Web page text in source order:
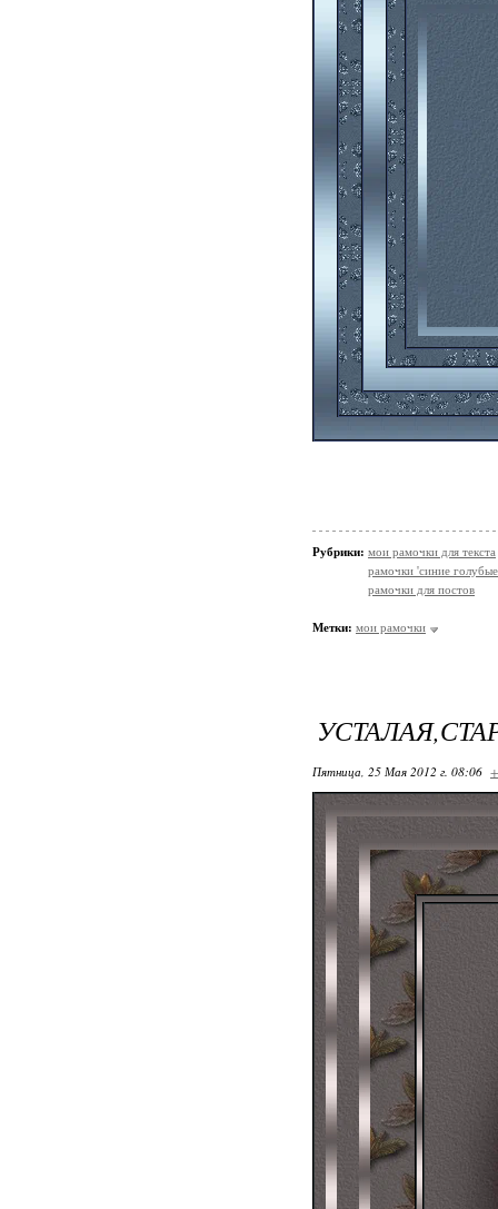
Рубрики: мои рамочки для текста
рамочки 'синие
рамочки для постов
Метки: мои рамочки
Пятница, 25 Мая 2012 г. 08:06